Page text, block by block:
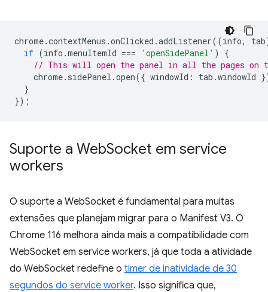
chrome.contextMenus .onClicked .addListener((info, tab
if (info .menuItemId === 'openSidePanel' )
{
// This will open the panel in all the pages on
chrome. sidePanel .open({ windowId : tab .windowId
}
});
Suporte a WebSocket em service
workers
O suporte a WebSocket é fundamental para muitas
extensões que planejam migrar para o Manifest V3. O
Chrome 116 melhora ainda mais a compatibilidade com
WebSocket em service workers, já que toda a atividade
do WebSocket redefine o timer de inatividade de 30
segundos do service worker. Isso significa que,